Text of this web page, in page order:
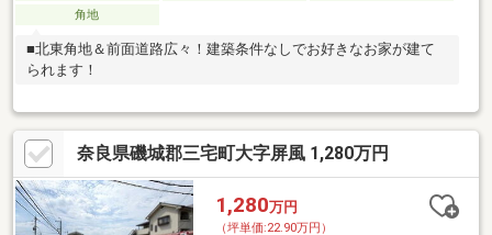
角地
■北東角地＆前面道路広々！建築条件なしでお好きなお家が建て
られます！
奈良県磯城郡三宅町大字屏風 1,280万円
1,280万円
（坪単価:22.90万円）